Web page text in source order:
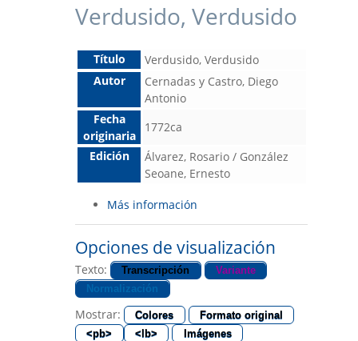
Verdusido, Verdusido
Título
Verdusido, Verdusido
Autor
Cernadas y Castro, Diego
Antonio
Fecha
originaria
1772ca
Edición
Álvarez, Rosario / González
Seoane, Ernesto
Más información
Opciones de visualización
Texto: Transcripción
Variante
Normalización
Mostrar: Colores
Formato original
<pb>
<lb> Imágenes